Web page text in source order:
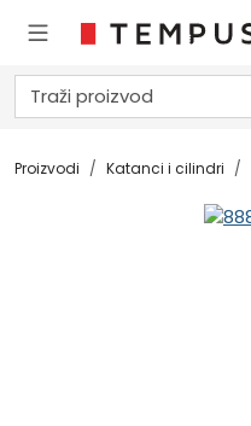
Proizvodi Katanci i cilindri